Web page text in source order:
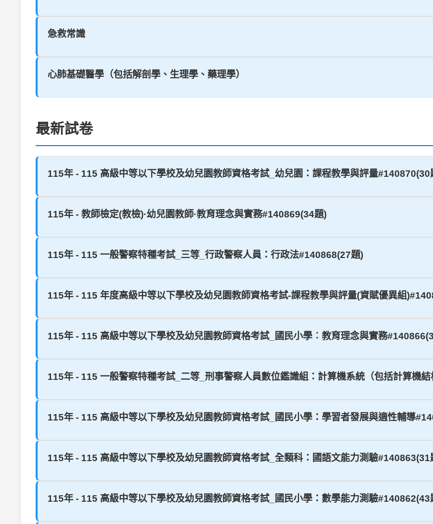
急救常識
心肺基礎醫學（包括解剖學、生理學、藥理學）
最新試卷
115年 - 115 高級中等以下學校及幼兒園教師資格考試_幼兒園：課程教學與評量#140870(30
115年 - 教師檢定(教檢)·幼兒園教師·教育理念與實務#140869(34題)
115年 - 115 一般警察特種考試_三等_行政警察人員：行政法#140868(27題)
115年 - 115 年度高級中等以下學校及幼兒園教師資格考試-課程教學與評量(資賦優異組
115年 - 115 高級中等以下學校及幼兒園教師資格考試_國民小學︰教育理念與實務
115年 - 115 一般警察特種考試_二等_刑事警察人員數位鑑識組：計算機系統（包括計算機
115年 - 115 高級中等以下學校及幼兒園教師資格考試_國民小學：學習者發展與適性輔導
115年 - 115 高級中等以下學校及幼兒園教師資格考試_全類科：國語文能力測驗#140863(31
115年 - 115 高級中等以下學校及幼兒園教師資格考試_國民小學：數學能力測驗#140862(43